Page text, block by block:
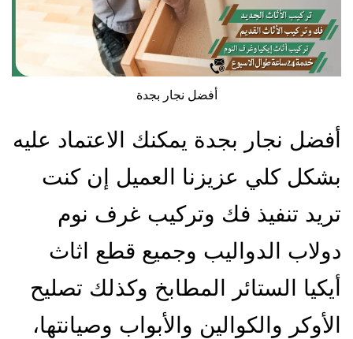
أفضل نجار بجدة
أفضل نجار بجدة يمكنك الاعتماد عليه
بشكل كلي عزيزنا العميل إن كنت
تريد تنفيذ فك وتركيب غرف نوم
دولاب الدواليب وجميع قطع اثاث
أيكيا الستائر المطابخ وكذلك تصليح
الأوكر والكوالين والأبواب وصيانتها،